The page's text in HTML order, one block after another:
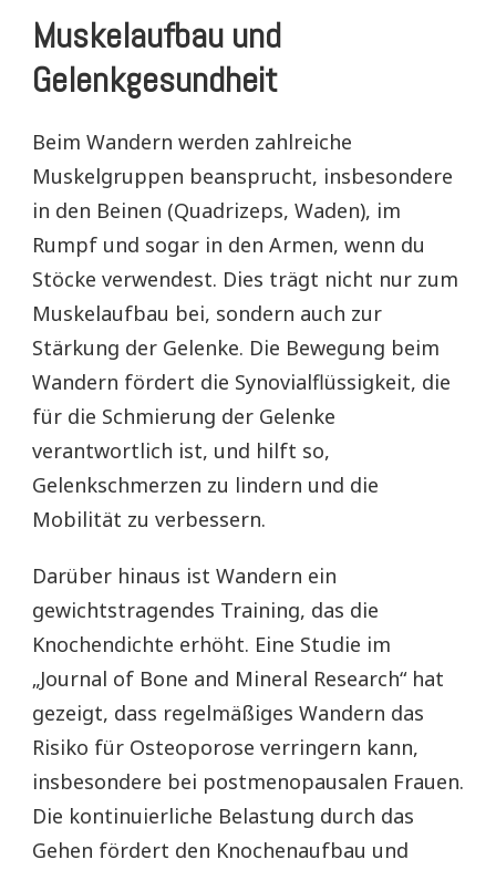
Muskelaufbau und
Gelenkgesundheit
Beim Wandern werden zahlreiche
Muskelgruppen beansprucht, insbesondere
in den Beinen (Quadrizeps, Waden), im
Rumpf und sogar in den Armen, wenn du
Stöcke verwendest. Dies trägt nicht nur zum
Muskelaufbau bei, sondern auch zur
Stärkung der Gelenke. Die Bewegung beim
Wandern fördert die Synovialflüssigkeit, die
für die Schmierung der Gelenke
verantwortlich ist, und hilft so,
Gelenkschmerzen zu lindern und die
Mobilität zu verbessern.
Darüber hinaus ist Wandern ein
gewichtstragendes Training, das die
Knochendichte erhöht. Eine Studie im
„Journal of Bone and Mineral Research“ hat
gezeigt, dass regelmäßiges Wandern das
Risiko für Osteoporose verringern kann,
insbesondere bei postmenopausalen Frauen.
Die kontinuierliche Belastung durch das
Gehen fördert den Knochenaufbau und